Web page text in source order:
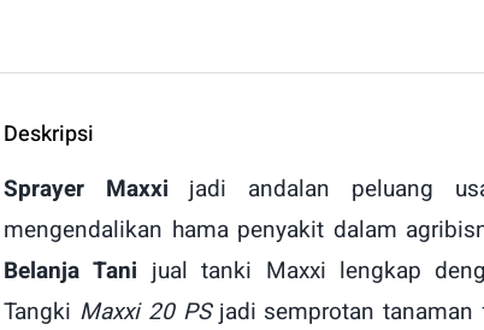
Deskripsi
Sprayer Maxxi jadi andalan peluang
mengendalikan hama penyakit dalam
Belanja Tani jual tanki Maxxi lengkap
Tangki Maxxi 20 PS jadi semprotan